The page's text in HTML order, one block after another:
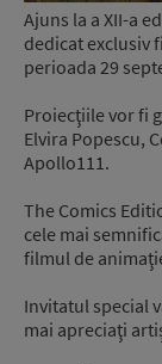
Ajuns la a XII-a
dedicat exclusiv
perioada 29
Proiecţiile vor fi
Elvira Popescu,
Apollo111.
The Comics
cele mai
filmul de
Invitatul special
mai apreciaţi